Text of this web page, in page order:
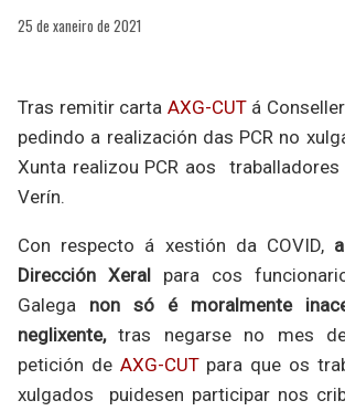
25 de xaneiro de 2021
Tras remitir carta AXG-CUTá
pedindo a realización das PCR no
Xunta realizou PCR aos
Verín.
Con respecto á xestión da COVID,
Dirección Xeralpara cos
Galega non só é moralmente
neglixente,tras negarse no mes
petición de AXG-CUTpara que os
xulgados
puidesen participar nos